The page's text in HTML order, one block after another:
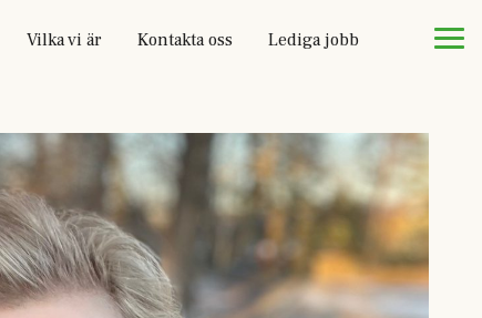
Vilka vi är Kontakta oss Lediga jobb